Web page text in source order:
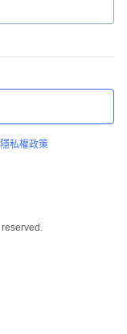
隱私權政策